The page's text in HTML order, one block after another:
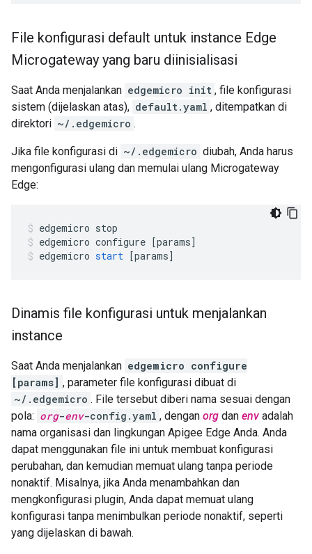
File konfigurasi default untuk instance Edge
Microgateway yang baru diinisialisasi
Saat Anda menjalankan edgemicro init , file konfigurasi
sistem (dijelaskan atas), default.yaml , ditempatkan di
direktori ~/.edgemicro .
Jika file konfigurasi di ~/.edgemicro diubah, Anda harus
mengonfigurasi ulang dan memulai ulang Microgateway
Edge:
edgemicro stop
edgemicro configure [params]
edgemicro start [params]
Dinamis file konfigurasi untuk menjalankan
instance
Saat Anda menjalankan edgemicro configure
[params] , parameter file konfigurasi dibuat di
~/.edgemicro . File tersebut diberi nama sesuai dengan
pola: org-env-config.yaml , dengan org dan env adalah
nama organisasi dan lingkungan Apigee Edge Anda. Anda
dapat menggunakan file ini untuk membuat konfigurasi
perubahan, dan kemudian memuat ulang tanpa periode
nonaktif. Misalnya, jika Anda menambahkan dan
mengkonfigurasi plugin, Anda dapat memuat ulang
konfigurasi tanpa menimbulkan periode nonaktif, seperti
yang dijelaskan di bawah.